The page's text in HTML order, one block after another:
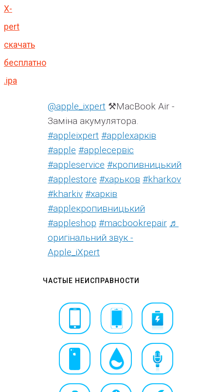
X-
pert
скачать
бесплатно
.ipa
@apple_ixpert ⚒️MacBook Air -
Заміна акумулятора.
#appleixpert #аррleхарків
#apple #аррleсервіс
#appleservice #кропивницький
#applestore #харьков #kharkov
#kharkiv #харків
#appleкропивницький
#appleshop #macbookrepair ♬
оригінальний звук -
Apple_iXpert
ЧАСТЫЕ НЕИСПРАВНОСТИ